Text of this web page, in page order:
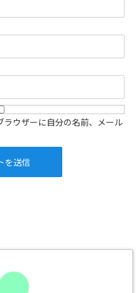
ウザーに自分の名前、メール